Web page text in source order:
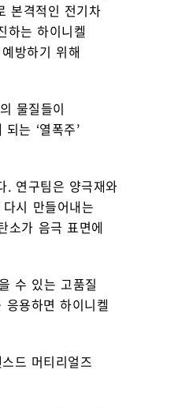
본격적인 전기차
하는 하이니켈
방하기 위해
물질들이
는 ‘열폭주’
. 연구팀은 양극재와
시 만들어내는
소가 음극 표면에
수 있는 고품질
용하면 하이니켈
드 머티리얼즈